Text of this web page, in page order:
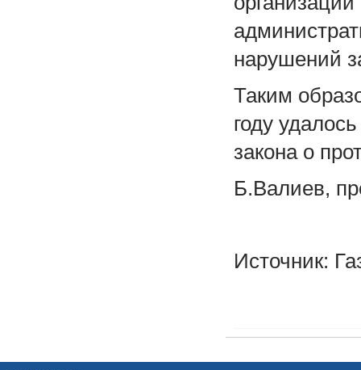
нарушений
Таким
году
закона о
Б.Валиев,
Источник: